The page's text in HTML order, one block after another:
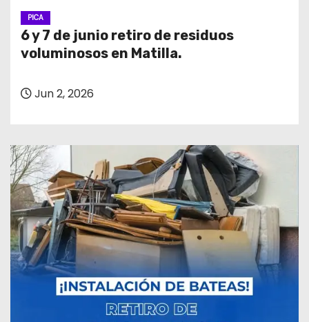
PICA
6 y 7 de junio retiro de residuos
voluminosos en Matilla.
Jun 2, 2026